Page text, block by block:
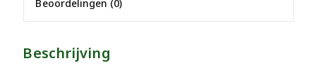
Beoordelingen (0)
Beschrijving